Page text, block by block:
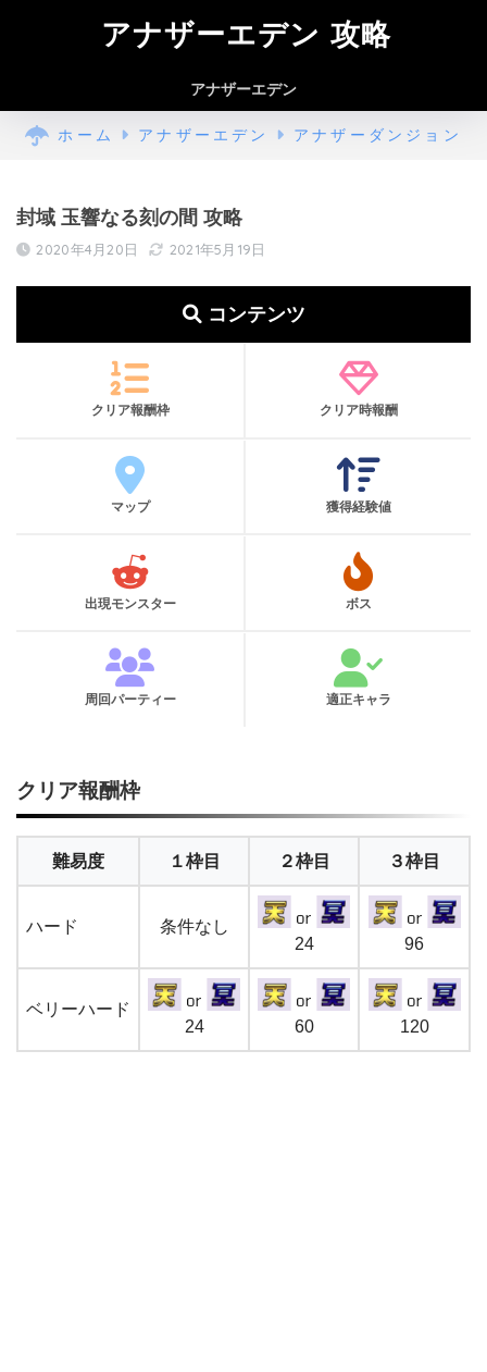
アナザーエデン 攻略
アナザーエデン
ホーム アナザーエデン アナザーダンジョン
封域 玉響なる刻の間 攻略
2020年4月20日 2021年5月19日
コンテンツ
クリア報酬枠 クリア時報酬
マップ 獲得経験値
出現モンスター ボス
周回パーティー 適正キャラ
クリア報酬枠
難易度 １枠目 ２枠目 ３枠目
ハード
条件なし
24
96
ベリーハード
24
60 120